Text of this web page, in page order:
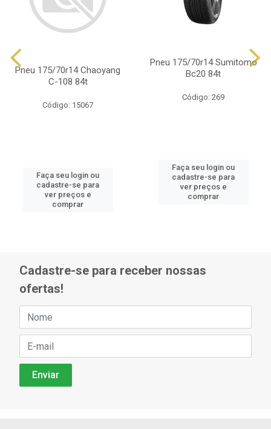
Pneu 175/70r14 Chaoyang
C-108 84t
Código: 15067
Faça seu login ou
cadastre-se para
ver preços e
comprar
Pneu 175/70r14 Sumitomo
Bc20 84t
Código: 269
Faça seu login ou
cadastre-se para
ver preços e
comprar
Cadastre-se para receber nossas
ofertas!